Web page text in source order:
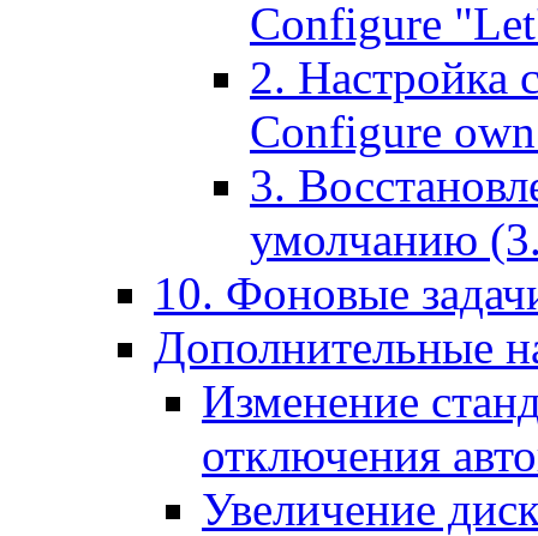
Configure
2. Настройка
Configure
3.
умолчанию
10. Фоновые
Дополнительные
Изменение
отключения
Увеличение